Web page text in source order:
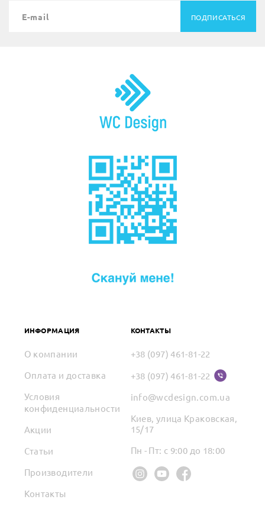
ПОДПИСАТЬСЯ
ИНФОРМАЦИЯ
О компании
Оплата и доставка
Условия
конфиденциальности
Акции
Статьи
Производители
Контакты
КОНТАКТЫ
+38 (097) 461-81-22
+38 (097) 461-81-22
info@wcdesign.com.ua
Киев, улица Краковская,
15/17
Пн - Пт: с 9:00 до 18:00